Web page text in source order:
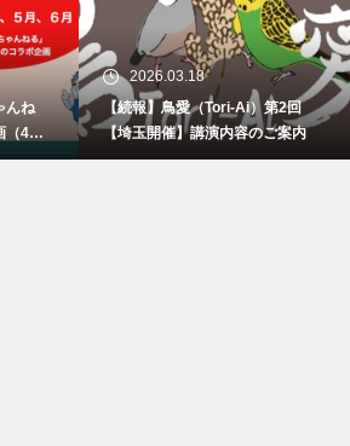
んね
4月2
開催
2026.03.18
【続報】鳥愛（Tori-Ai）第2回
【埼玉開催】講演内容のご案内